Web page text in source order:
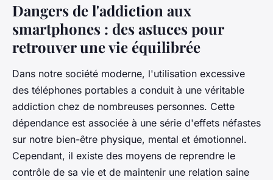
Dangers de l'addiction aux
smartphones : des astuces pour
retrouver une vie équilibrée
Dans notre société moderne, l'utilisation excessive
des téléphones portables a conduit à une véritable
addiction chez de nombreuses personnes. Cette
dépendance est associée à une série d'effets néfastes
sur notre bien-être physique, mental et émotionnel.
Cependant, il existe des moyens de reprendre le
contrôle de sa vie et de maintenir une relation saine